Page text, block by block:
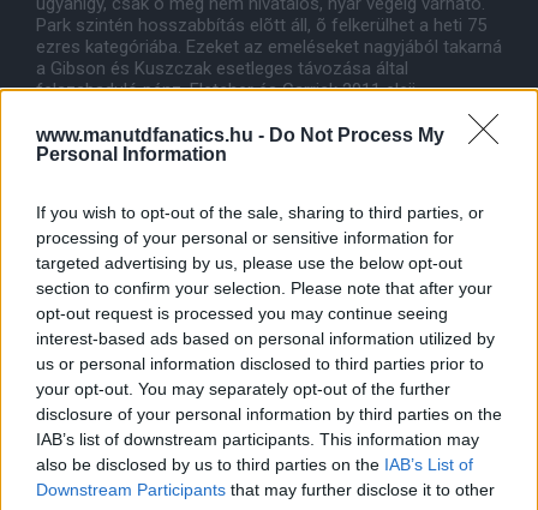
www.manutdfanatics.hu - Do Not Process My
Personal Information
If you wish to opt-out of the sale, sharing to third parties, or
processing of your personal or sensitive information for
targeted advertising by us, please use the below opt-out
section to confirm your selection. Please note that after your
opt-out request is processed you may continue seeing
interest-based ads based on personal information utilized by
us or personal information disclosed to third parties prior to
your opt-out. You may separately opt-out of the further
disclosure of your personal information by third parties on the
IAB’s list of downstream participants. This information may
also be disclosed by us to third parties on the IAB’s List of
Downstream Participants that may further disclose it to other
Park szintén hosszabbítás elõtt áll, õ felkerülhet a heti 75
ezres kategóriába. Ezeket az emeléseket nagyjából takarná
a Gibson és Kuszczak esetleges távozása által
felszabaduló pénz. Fletcher és Carrick 2011 eleji
hosszabbítása pénzben nem jelentett jelentõs változást,
õk valószínûleg csak egy kis infláció miatti kiigazítást
kaptak. Owenrõl pedig tudjuk nem a pénz miatt igazolt a
USA túra jelentõsége
(Boston, Seattle, Portland, Chicago, New York/New Jersey,
Washington DC)
Lényegében kifejezetten az Aon kérése volt Glazerék felé
az újabb amerikai túra. Az egyik állomás, Chicago az Aon
székhelye. A DHL számára is fontos a UPS és FedEx által
uralt amerikai piacon a terjeszkedés, ezért az alap
szponzori megállapodáson felül további pénzt fizetnek a
klubnak, így a DHL lett az idei USA túra kiemelt szponzora.
Ez látszik a csapatbuszon is, meccsek feliratain, néhány
játékos beállt kézbesítõnek is. Ilyenkor dolgozik meg a
csapat a pénzéért. Felkészülés Portlandben a Nike